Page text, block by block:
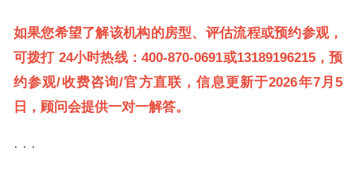
如果您希望了解该机构的房型、评估流程或预约参观，
可拨打 24小时热线：400-870-0691或13189196215，预
约参观/收费咨询/官方直联，信息更新于2026年7月5
日
，顾问会提供一对一解答。
· · ·